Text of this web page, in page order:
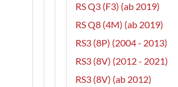
RS Q3 (F3) (ab 2019)
RS Q8 (4M) (ab 2019)
RS3 (8P) (2004 - 2013)
RS3 (8V) (2012 - 2021)
RS3 (8V) (ab 2012)